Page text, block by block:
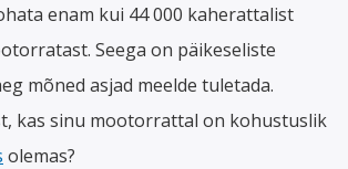
enam kui 44 000 kaherattalist
Seega on päikeseliste
mõned asjad meelde tuletada.
kas sinu mootorrattal on kohustuslik
olemas?